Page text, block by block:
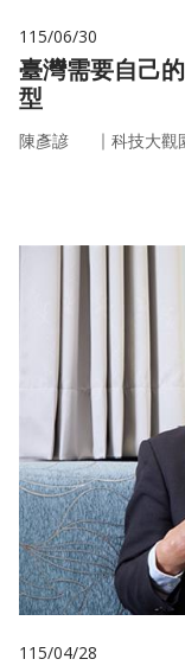
115/06/30
臺灣需要自己
型
陳彥諺 ｜ 科技大觀
115/04/28